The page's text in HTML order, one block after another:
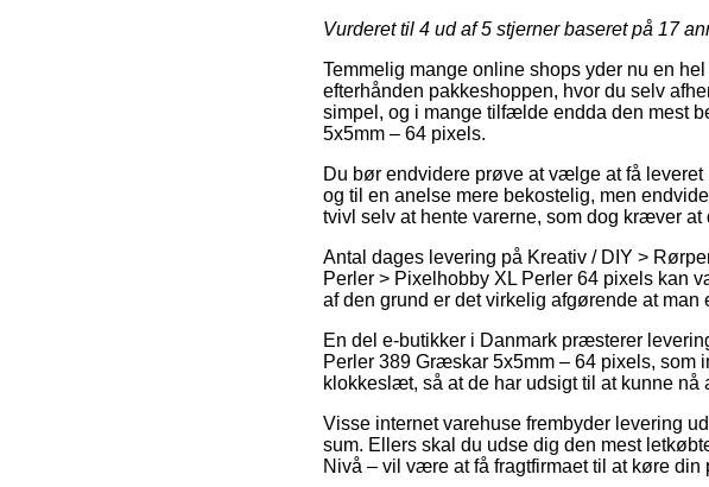
Vurderet til 4 ud af 5 stjerner baseret på 17
Temmelig mange online shops yder nu en
efterhånden pakkeshoppen, hvor du selv
simpel, og i mange tilfælde endda den mest
5x5mm – 64 pixels.
Du bør endvidere prøve at vælge at få
og til en anelse mere bekostelig, men
tvivl selv at hente varerne, som dog kræver
Antal dages levering på Kreativ / DIY >
Perler > Pixelhobby XL Perler 64 pixels kan
af den grund er det virkelig afgørende at
En del e-butikker i Danmark præsterer
Perler 389 Græskar 5x5mm – 64 pixels, som
klokkeslæt, så at de har udsigt til at kunne nå
Visse internet varehuse frembyder levering
sum. Ellers skal du udse dig den mest
Nivå – vil være at få fragtfirmaet til at køre din